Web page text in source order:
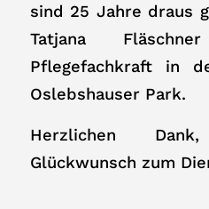
sind 25 Jahre draus
Tatjana
Pflegefachkraft in
Oslebshauser Park.
Herzlichen
Glückwunsch zum